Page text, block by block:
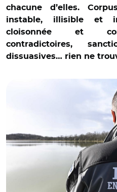
chacune d’elles.
instable, illisible et
cloisonnée et
contradictoires,
dissuasives… rien ne